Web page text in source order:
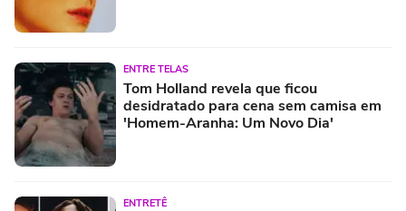
ENTRE TELAS
Tom Holland revela que ficou
desidratado para cena sem camisa em
'Homem-Aranha: Um Novo Dia'
ENTRETÊ